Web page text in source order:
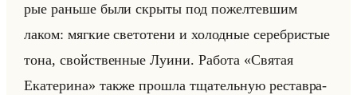
рые раньше были скры­ты под по­жел­тев­шим
лаком: мяг­кие све­то­те­ни и хо­лод­ные се­реб­ри­стые
тона, свойствен­ные Луини. Ра­бо­та «Святая
Екатерина» также про­шла тща­тельную ре­став­ра­